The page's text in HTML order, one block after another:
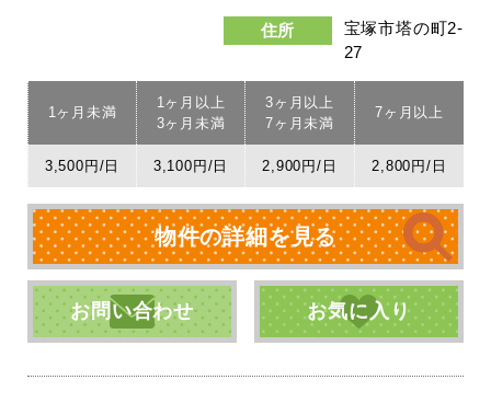
住所
宝塚市塔の町2-
27
1ヶ月未満
1ヶ月以上
3ヶ月未満
3ヶ月以上
7ヶ月未満
7ヶ月以上
3,500円/日 3,100円/日 2,900円/日 2,800円/日
物件の詳細を見る
お問い合わせ お気に入り